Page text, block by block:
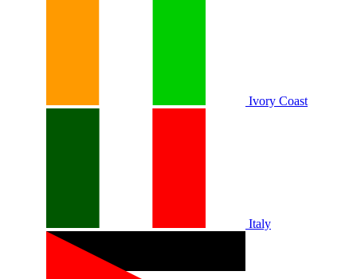
Ivory Coast
Italy